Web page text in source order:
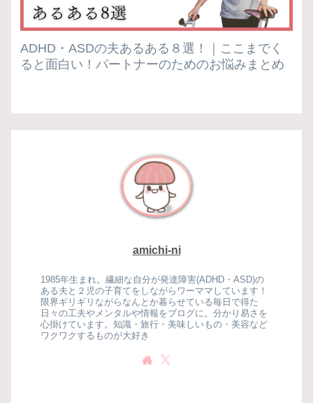
ADHD・ASDの夫あるある８選！｜ここまでく
ると面白い！パートナーのためのお悩みまとめ
amichi-ni
1985年生まれ。繊細な自分が発達障害(ADHD・ASD)の
ある夫と２児の子育てをしながらワーママしています！
限界ギリギリながらなんとか暮らせている毎日で得た
日々の工夫やメンタルや情報をブログに。分かり易さを
心掛けています。知識・旅行・美味しいもの・美容など
ワクワクするものが大好き